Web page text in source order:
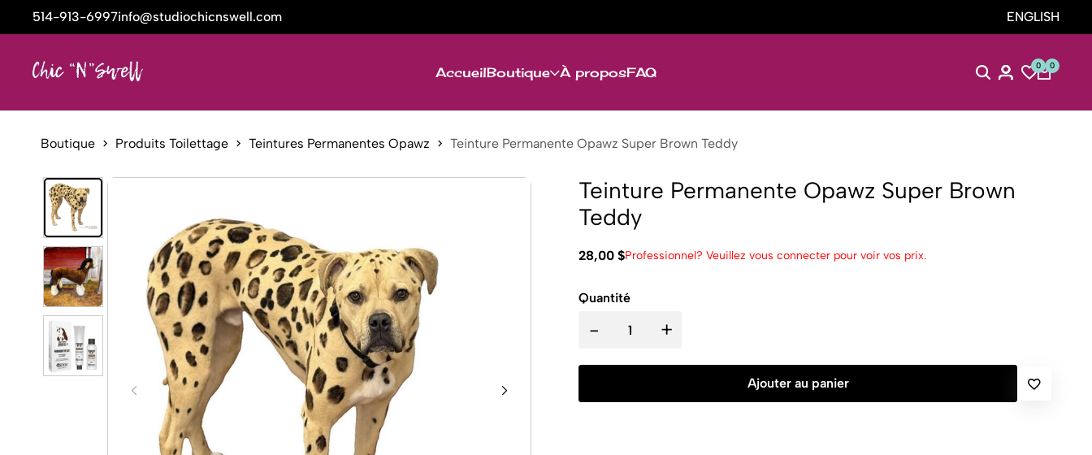
514-913-6997info@studiochicnswell.com ENGLISH
AccueilBoutique À proposFAQ 0 0
Boutique Produits Toilettage Teintures Permanentes Opawz Teinture Permanente Opawz Super Brown Teddy
Teinture Permanente Opawz Super Brown
Teddy
28,00 $Professionnel? Veuillez vous connecter pour voir vos prix.
Quantité
- +
Ajouter au panier